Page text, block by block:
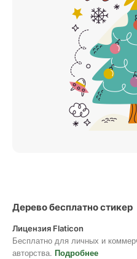
Дерево бесплатно стикер
Лицензия Flaticon
Бесплатно для личных и
авторства. Подробнее